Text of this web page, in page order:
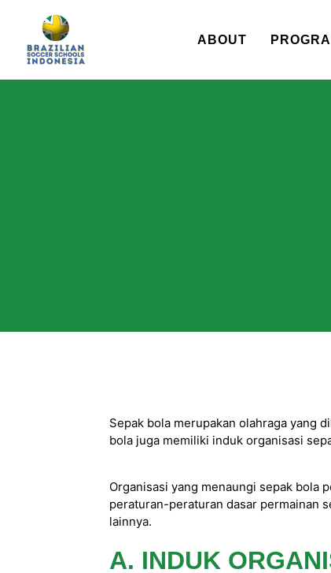
ABOUT
Sepak bola merupakan olahraga yang
bola juga memiliki induk organisasi
Organisasi yang menaungi sepak bola
peraturan-peraturan dasar permainan
lainnya.
A. INDUK